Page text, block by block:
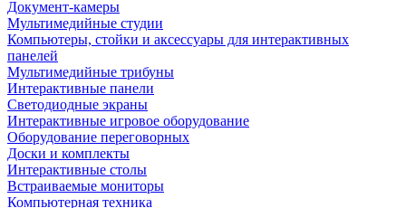
Документ-камеры
Мультимедийные студии
Компьютеры, стойки и аксессуары для интерактивных
панелей
Мультимедийные трибуны
Интерактивные панели
Светодиодные экраны
Интерактивные игровое оборудование
Оборудование переговорных
Доски и комплекты
Интерактивные столы
Встраиваемые мониторы
Компьютерная техника